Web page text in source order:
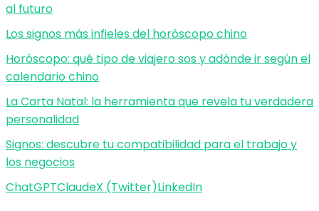
al futuro
Los signos más infieles del horóscopo chino
Horóscopo: qué tipo de viajero sos y adónde ir según el
calendario chino
La Carta Natal: la herramienta que revela tu verdadera
personalidad
Signos: descubre tu compatibilidad para el trabajo y
los negocios
ChatGPTClaudeX (Twitter)LinkedIn